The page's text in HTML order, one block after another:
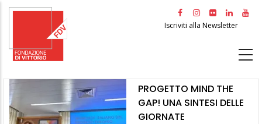
Salta
principale
Iscriviti alla Newsletter
PROGETTO MIND THE
GAP! UNA SINTESI DELLE
GIORNATE